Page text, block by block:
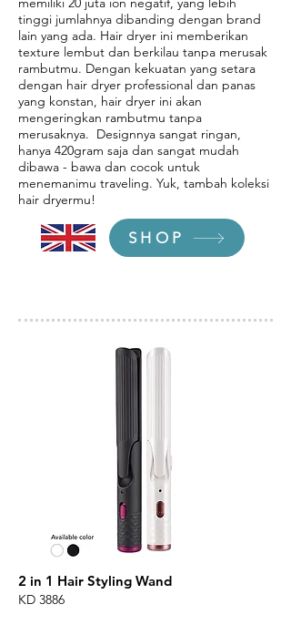
tinggi jumlahnya dibanding dengan brand
lain yang ada. Hair dryer ini memberikan
texture lembut dan berkilau tanpa merusak
rambutmu. Dengan kekuatan yang setara
dengan hair dryer professional dan panas
yang konstan, hair dryer ini akan
mengeringkan rambutmu tanpa
merusaknya. Designnya sangat ringan,
hanya 420gram saja dan sangat mudah
dibawa - bawa dan cocok untuk
menemanimu traveling. Yuk, tambah koleksi
hair dryermu!
SHOP
2 in 1 Hair Styling Wand
KD 3886